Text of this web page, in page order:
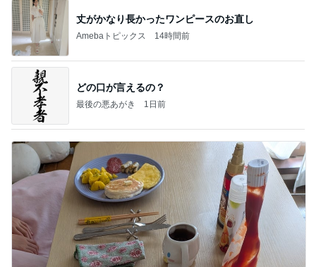
丈がかなり長かったワンピースのお直し
Amebaトピックス 14時間前
どの口が言えるの？
最後の悪あがき 1日前